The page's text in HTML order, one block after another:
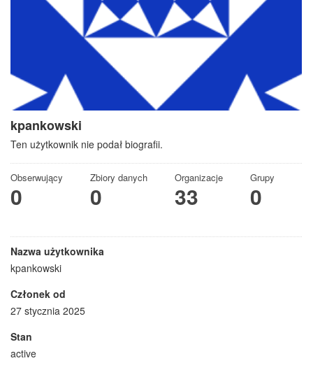
kpankowski
Ten użytkownik nie podał biografii.
Obserwujący
0
Zbiory danych
0
Organizacje
33
Grupy
0
Nazwa użytkownika
kpankowski
Członek od
27 stycznia 2025
Stan
active